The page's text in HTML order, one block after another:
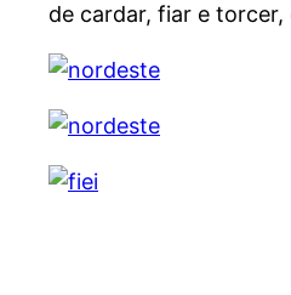
de cardar, fiar e torcer,